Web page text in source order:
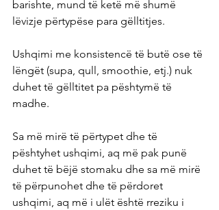
barishte, mund të ketë më shumë
lëvizje përtypëse para gëlltitjes.
Ushqimi me konsistencë të butë ose të
lëngët (supa, qull, smoothie, etj.) nuk
duhet të gëlltitet pa pështymë të
madhe.
Sa më mirë të përtypet dhe të
pështyhet ushqimi, aq më pak punë
duhet të bëjë stomaku dhe sa më mirë
të përpunohet dhe të përdoret
ushqimi, aq më i ulët është rreziku i